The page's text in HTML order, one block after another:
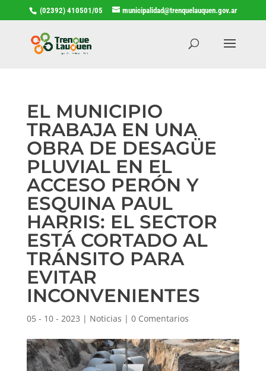
(02392) 410501/05 municipalidad@trenquelauquen.gov.ar
EL MUNICIPIO
TRABAJA EN UNA
OBRA DE DESAGÜE
PLUVIAL EN EL
ACCESO PERÓN Y
ESQUINA PAUL
HARRIS: EL SECTOR
ESTÁ CORTADO AL
TRÁNSITO PARA
EVITAR
INCONVENIENTES
05 - 10 - 2023 | Noticias | 0 Comentarios